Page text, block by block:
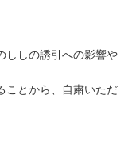
ししの誘引への影響や
とから、自粛いただ